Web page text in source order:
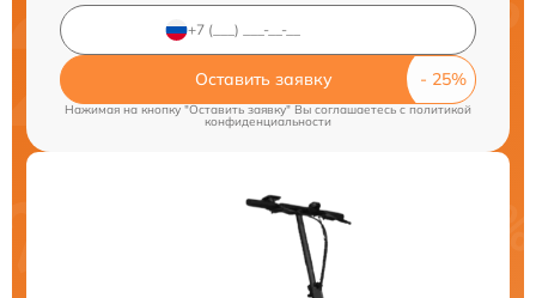
Оставить заявку
Нажимая на кнопку "Оставить заявку" Вы соглашаетесь cполитикой
конфиденциальности